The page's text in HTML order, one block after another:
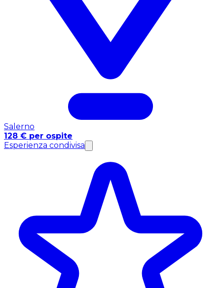
Salerno
128 € per ospite
Esperienza condivisa